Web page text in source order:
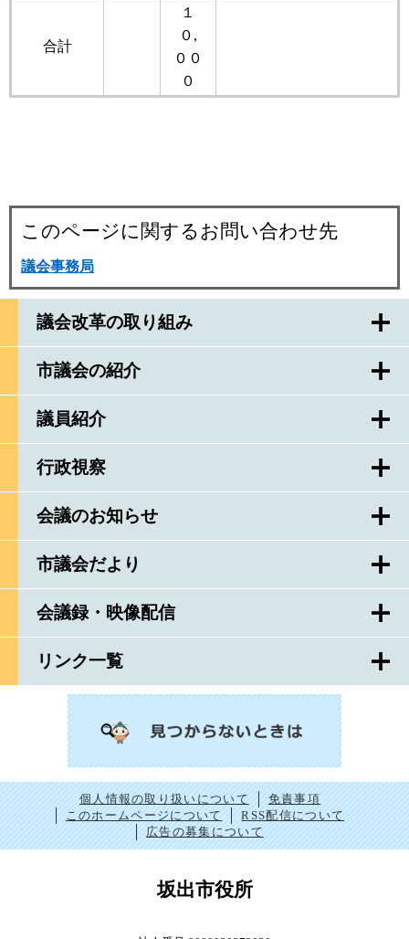
議会改革の取り組み
市議会の紹介
議員紹介
行政視察
会議のお知らせ
市議会だより
会議録・映像配信
リンク一覧
合計
１
０,
００
０
このページに関するお問い合わせ先
議会事務局
個人情報の取り扱いについて
免責事項
このホームページについて
RSS配信について
広告の募集について
坂出市役所